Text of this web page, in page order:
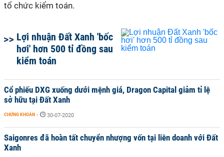
tổ chức kiểm toán.
Lợi nhuận Đất Xanh 'bốc
hơi' hơn 500 tỉ đồng sau
kiểm toán
Cổ phiếu DXG xuống dưới mệnh giá, Dragon Capital giảm tỉ lệ
sở hữu tại Đất Xanh
CHỨNG KHOÁN - 30-07-2020
Saigonres đã hoàn tất chuyển nhượng vốn tại liên doanh với Đất
Xanh